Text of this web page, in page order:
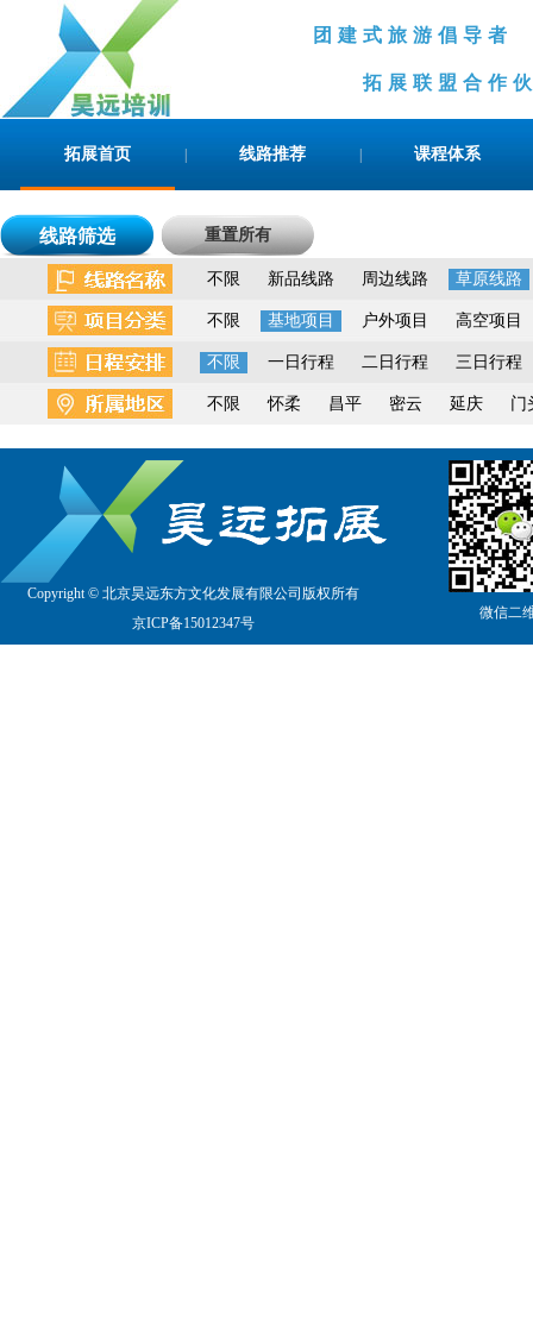
团建式旅游倡导
拓展联盟合作伙
拓展首页 线路推荐 课程体系
线路筛选 重置所有
不限 新品线路 周边线路 草原线路
不限 基地项目 户外项目 高空项目
不限 一日行程 二日行程 三日行程
不限 怀柔 昌平 密云 延庆 门
Copyright © 北京昊远东方文化发展有限公司版权所有
京ICP备15012347号
微信二